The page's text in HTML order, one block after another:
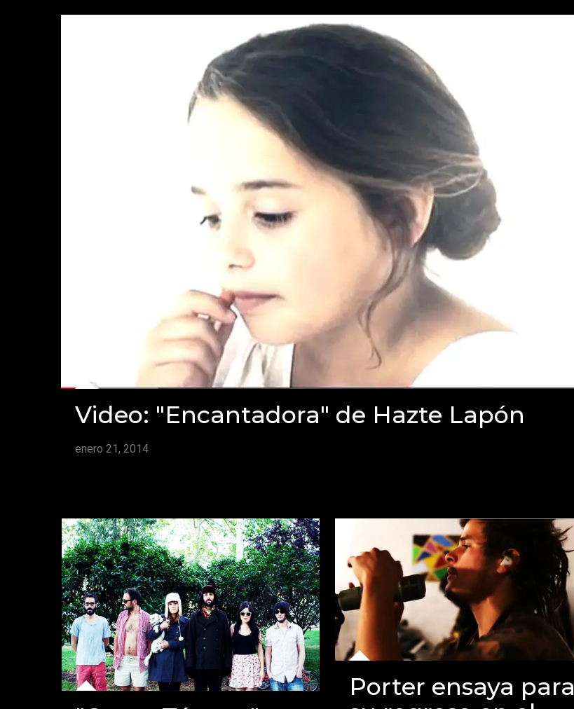
Video: "Encantadora" de Hazte Lapón
enero 21, 2014
Porter ensaya para